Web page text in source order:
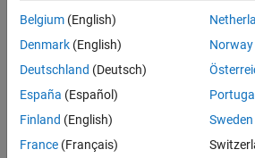
su
cuenta
empleo
Dirección de correo electrónico
Belgium (English)
Denmark (English)
Deutschland (Deutsch)
España (Español)
Finland (English)
France (Français)
Norway
Portugal
Sweden